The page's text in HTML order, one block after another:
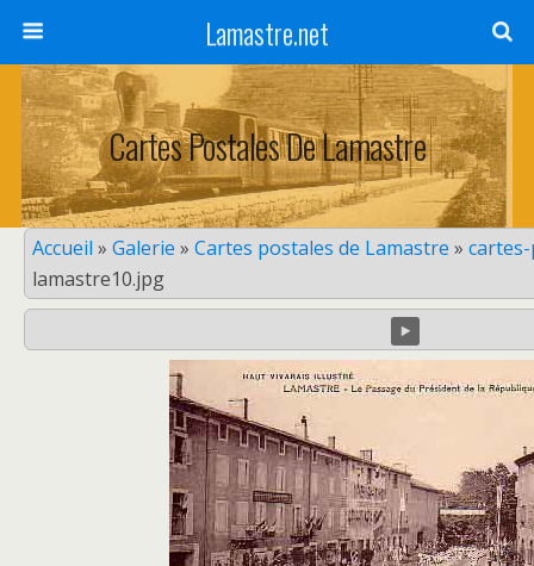
Lamastre.net
Cartes Postales De Lamastre
Accueil » Galerie » Cartes postales de Lamastre »
lamastre10.jpg